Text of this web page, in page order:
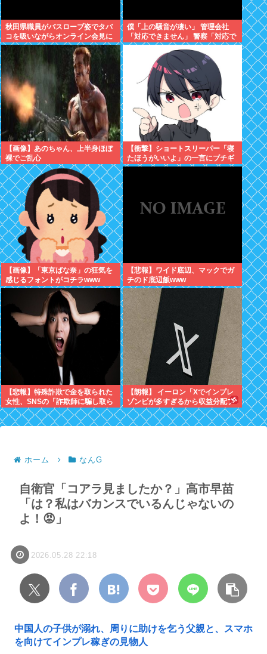
秋田県職員がバスローブ姿でタバ
コを吸いながらオンライン会見に
どこのお貴族様だよw
僕「上の騒音が凄い」 管理会社
「対応できません」 警察「対応で
きません」
【画像】あのちゃん、上半身ほぼ
裸でご乱心
【衝撃】ショートスリーパー「寝
たほうがいいよ」の一言にブチギ
レwww(※動画あり)
【画像】「東京ばな奈」の狂気を
感じるフォントがコチラwww
【悲報】ワイド底辺、マックでガ
チのド底辺飯www
【悲報】特殊詐欺で金を取られた
女性、SNSの「詐欺師に騙し取ら
れたお金、取り戻せます」」に釣
られさらに240万円失うwww
【朗報】 イーロン「Xでインプレ
ゾンビが多すぎるから収益分配プ
ログラムやめるわ」
ホーム なんG
自衛官「コアラ見ましたか？」高市早苗
「は？私はバカンスでいるんじゃないの
よ！😡」
2026.05.28 22:18
中国人の子供が溺れ、周りに助けを乞う父親と、スマホ
を向けてインプレ稼ぎの見物人